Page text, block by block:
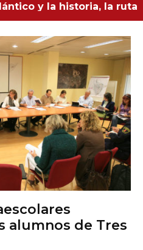
y la historia, la ruta
Zahara hasta Bolonia
y 1985: la exposición
no te puedes perder este
alumnos de Tres